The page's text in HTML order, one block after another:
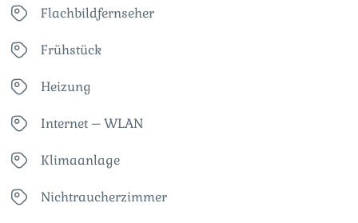
Flachbildfernseher
Frühstück
Heizung
Internet – WLAN
Klimaanlage
Nichtraucherzimmer